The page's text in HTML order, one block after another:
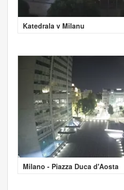
Katedrala v Milanu
Milano - Piazza Duca d'Aosta